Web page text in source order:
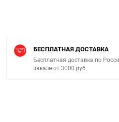
БЕСПЛАТНАЯ ДОСТАВКА
Бесплатная доставка по
заказе от 3000 руб.